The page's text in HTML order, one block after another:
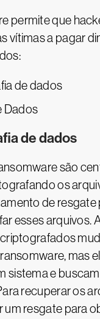
permite que
vítimas a pagar
de dados
Dados
de dados
são
os
de resgate
esses arquivos.
mas
sistema e
recuperar os
um resgate para